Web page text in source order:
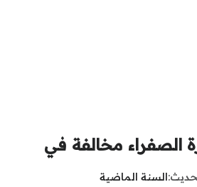
الصفراء مخالفة في
السنة الماضية